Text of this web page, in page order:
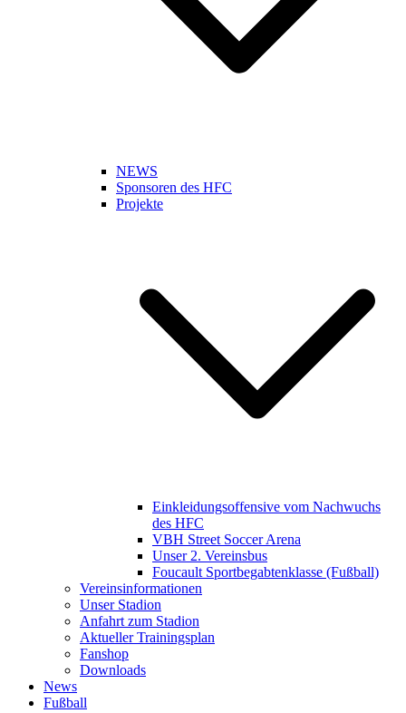
NEWS
Sponsoren des HFC
Projekte
Einkleidungsoffensive vom Nachwuchs
des HFC
VBH Street Soccer Arena
Unser 2. Vereinsbus
Foucault Sportbegabtenklasse (Fußball)
Vereinsinformationen
Unser Stadion
Anfahrt zum Stadion
Aktueller Trainingsplan
Fanshop
Downloads
News
Fußball